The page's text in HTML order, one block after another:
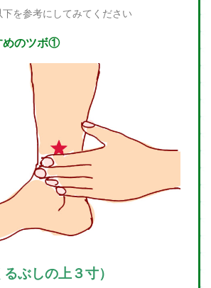
を参考にしてみてください
めのツボ①
ぶしの上３寸）